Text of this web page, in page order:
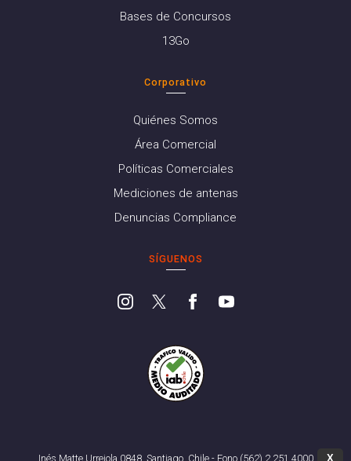
Bases de Concursos
13Go
Corporativo
Quiénes Somos
Área Comercial
Políticas Comerciales
Mediciones de antenas
Denuncias Compliance
SÍGUENOS
Inés Matte Urrejola 0848, Santiago, Chile - Fono (562) 2 251 4000 X